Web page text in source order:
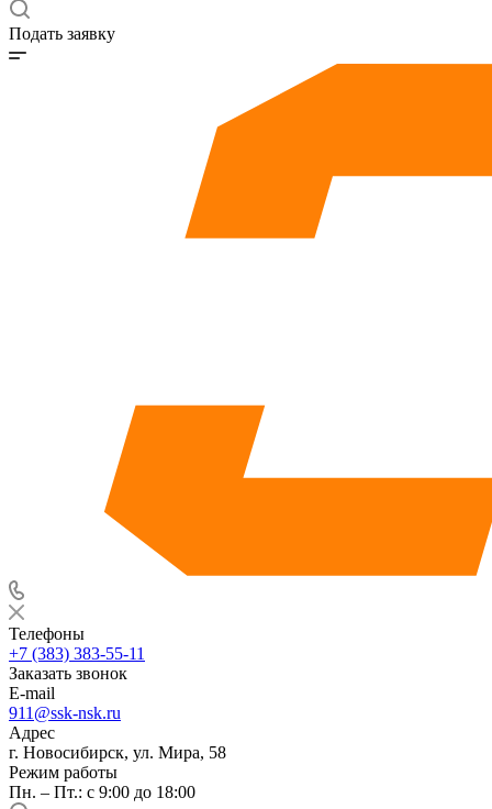
Подать заявку
Телефоны
+7 (383) 383-55-11
Заказать звонок
E-mail
911@ssk-nsk.ru
Адрес
г. Новосибирск, ул. Мира, 58
Режим работы
Пн. – Пт.: с 9:00 до 18:00